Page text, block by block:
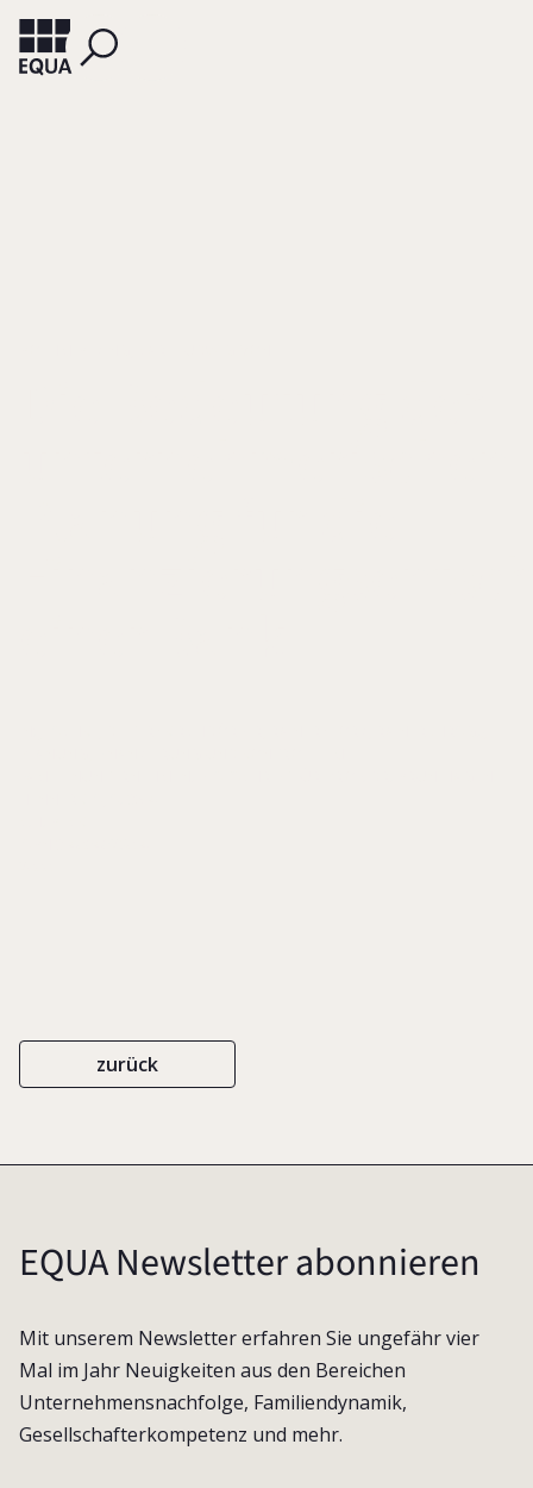
zurück
EQUA Newsletter abonnieren
Mit unserem Newsletter erfahren Sie ungefähr vier
Mal im Jahr Neuigkeiten aus den Bereichen
Unternehmensnachfolge, Familiendynamik,
Gesellschafterkompetenz und mehr.